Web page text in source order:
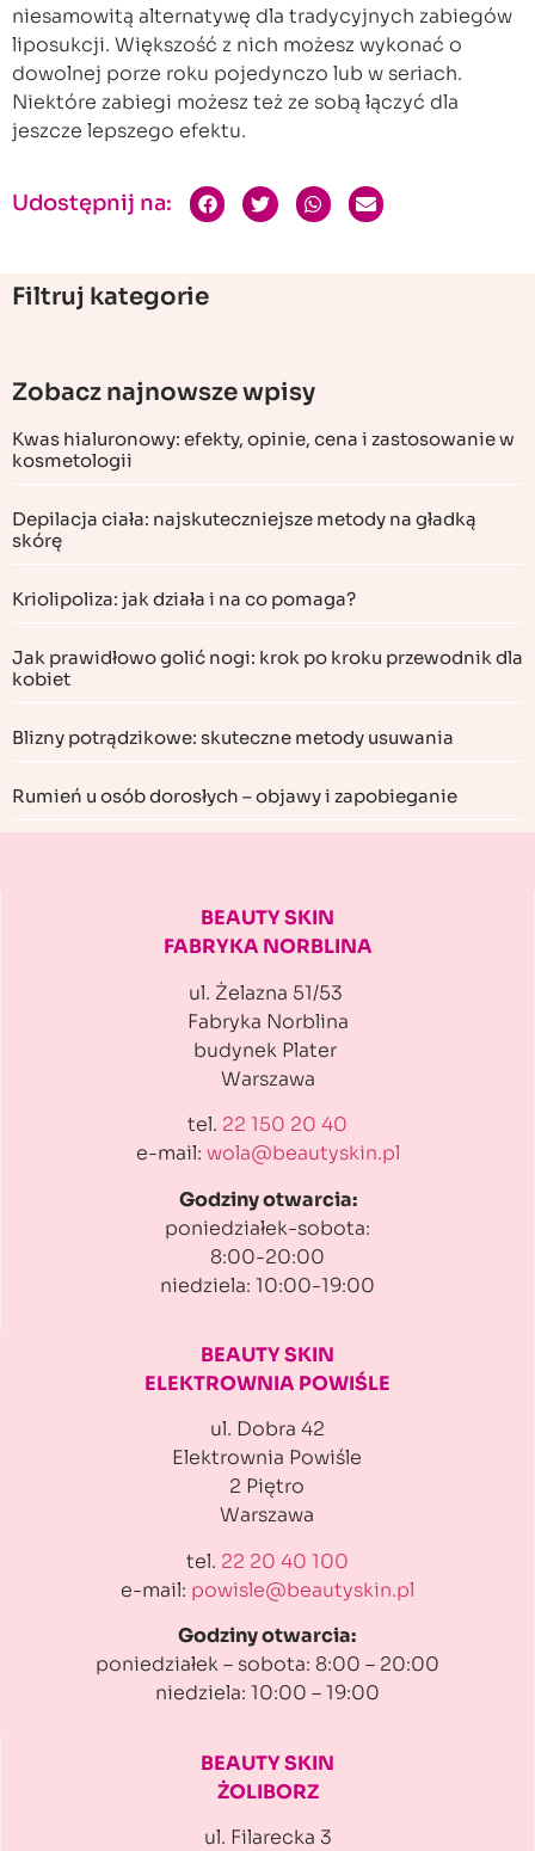
niesamowitą alternatywę dla tradycyjnych zabiegów
liposukcji. Większość z nich możesz wykonać o
dowolnej porze roku pojedynczo lub w seriach.
Niektóre zabiegi możesz też ze sobą łączyć dla
jeszcze lepszego efektu.
Udostępnij na:
Filtruj kategorie
Zobacz najnowsze wpisy
Kwas hialuronowy: efekty, opinie, cena i zastosowanie w
kosmetologii
Depilacja ciała: najskuteczniejsze metody na gładką
skórę
Kriolipoliza: jak działa i na co pomaga?
Jak prawidłowo golić nogi: krok po kroku przewodnik dla
kobiet
Blizny potrądzikowe: skuteczne metody usuwania
Rumień u osób dorosłych – objawy i zapobieganie
BEAUTY SKIN
FABRYKA NORBLINA
ul. Żelazna 51/53
Fabryka Norblina
budynek Plater
Warszawa
tel. 22 150 20 40
e-mail: wola@beautyskin.pl
Godziny otwarcia:
poniedziałek-sobota:
8:00-20:00
niedziela: 10:00-19:00
BEAUTY SKIN
ELEKTROWNIA POWIŚLE
ul. Dobra 42
Elektrownia Powiśle
2 Piętro
Warszawa
tel. 22 20 40 100
e-mail: powisle@beautyskin.pl
Godziny otwarcia:
poniedziałek – sobota: 8:00 – 20:00
niedziela: 10:00 – 19:00
BEAUTY SKIN
ŻOLIBORZ
ul. Filarecka 3